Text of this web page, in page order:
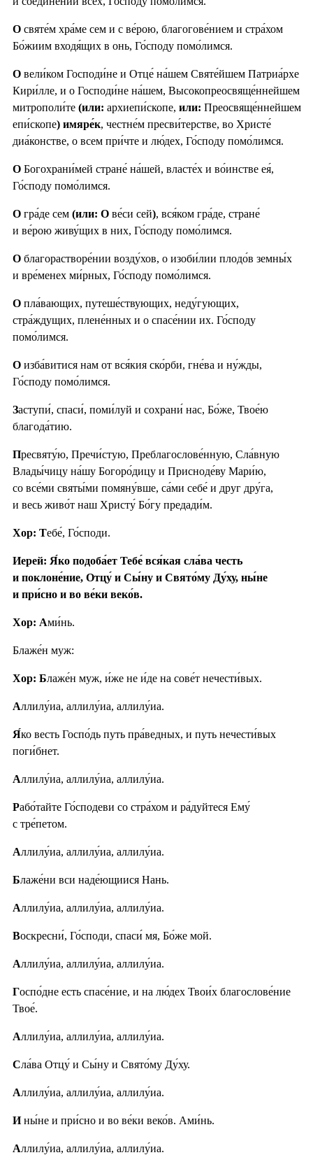
О святе́м хра́ме сем и с ве́рою, благогове́нием и стра́хом
Бо́жиим входя́щих в онь, Го́споду помо́лимся.
О вели́ком Господи́не и Отце́ на́шем Святе́йшем Патриа́рхе
Кири́лле, и о Господи́не на́шем, Высокопреосвяще́ннейшем
митрополи́те (или: архиепи́скопе, или: Преосвяще́ннейшем
епи́скопе) имяре́к, честне́м пресви́терстве, во Христе́
диа́констве, о всем при́чте и лю́дех, Го́споду помо́лимся.
О Богохрани́мей стране́ на́шей, власте́х и во́инстве ея́,
Го́споду помо́лимся.
О гра́де сем (или: О ве́си сей), вся́ком гра́де, стране́
и ве́рою живу́щих в них, Го́споду помо́лимся.
О благорастворе́нии возду́хов, о изоби́лии плодо́в земны́х
и вре́менех ми́рных, Го́споду помо́лимся.
О пла́вающих, путеше́ствующих, неду́гующих,
стра́ждущих, плене́нных и о спасе́нии их. Го́споду
помо́лимся.
О изба́витися нам от вся́кия ско́рби, гне́ва и ну́жды,
Го́споду помо́лимся.
Заступи́, спаси́, поми́луй и сохрани́ нас, Бо́же, Твое́ю
благода́тию.
Пресвяту́ю, Пречи́стую, Преблагослове́нную, Сла́вную
Влады́чицу на́шу Богоро́дицу и Присноде́ву Мари́ю,
со все́ми святы́ми помяну́вше, са́ми себе́ и друг дру́га,
и весь живо́т наш Христу́ Бо́гу предади́м.
Хор: Тебе́, Го́споди.
Иерей: Я́ко подоба́ет Тебе́ вся́кая сла́ва честь
и поклоне́ние, Отцу́ и Сы́ну и Свято́му Ду́ху, ны́не
и при́сно и во ве́ки веко́в.
Хор: Ами́нь.
Блаже́н муж:
Хор: Блаже́н муж, и́же не и́де на сове́т нечести́вых.
Аллилу́иа, аллилу́иа, аллилу́иа.
Я́ко весть Госпо́дь путь пра́ведных, и путь нечести́вых
поги́бнет.
Аллилу́иа, аллилу́иа, аллилу́иа.
Рабо́тайте Го́сподеви со стра́хом и ра́дуйтеся Ему́
с тре́петом.
Аллилу́иа, аллилу́иа, аллилу́иа.
Блаже́ни вси наде́ющиися Нань.
Аллилу́иа, аллилу́иа, аллилу́иа.
Воскресни́, Го́споди, спаси́ мя, Бо́же мой.
Аллилу́иа, аллилу́иа, аллилу́иа.
Госпо́дне есть спасе́ние, и на лю́дех Твои́х благослове́ние
Твое́.
Аллилу́иа, аллилу́иа, аллилу́иа.
Сла́ва Отцу́ и Сы́ну и Свято́му Ду́ху.
Аллилу́иа, аллилу́иа, аллилу́иа.
Ины́не и при́сно и во ве́ки веко́в. Ами́нь.
Аллилу́иа, аллилу́иа, аллилу́иа.